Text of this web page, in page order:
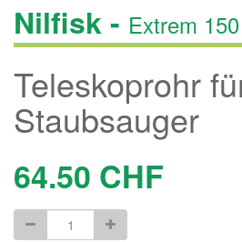
Nilfisk - Extrem 150
Teleskoprohr
Staubsauger
64.50 CHF